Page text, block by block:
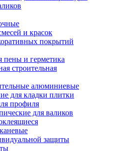
и красок
покрытий
пены и герметика
строительная
алюминиевые
для кладки плитки
профиля
для валиков
защиты